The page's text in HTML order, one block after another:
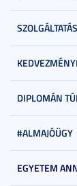
DIPLOMÁN
#ALMAJÓÜGY
EGYETEM